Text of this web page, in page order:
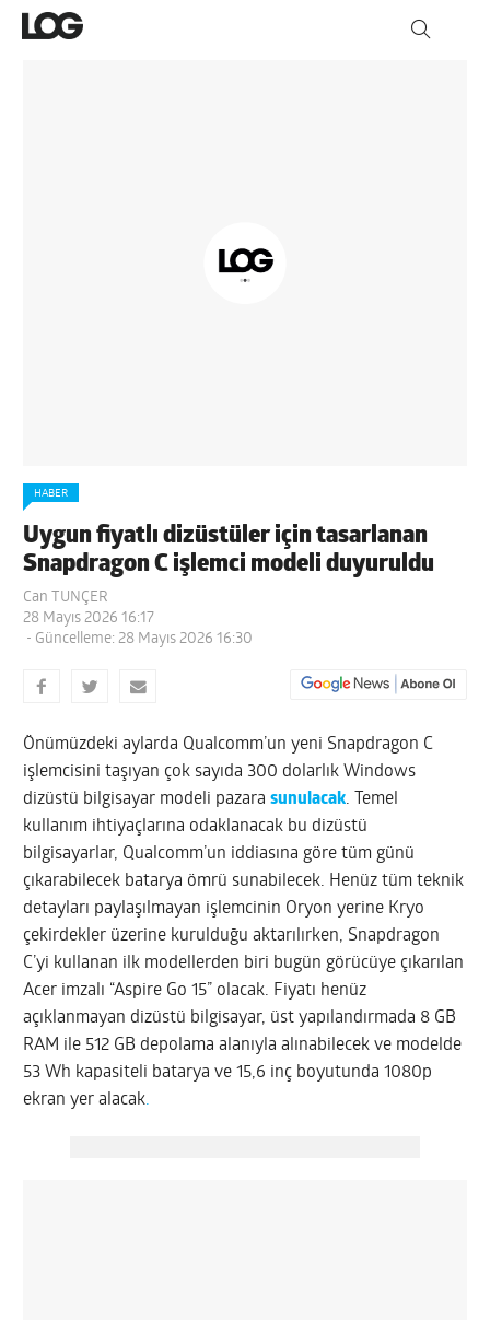
HABER
Uygun fiyatlı dizüstüler için tasarlanan
Snapdragon C işlemci modeli duyuruldu
Can TUNÇER
28 Mayıs 2026 16:17
- Güncelleme: 28 Mayıs 2026 16:30
Önümüzdeki aylarda Qualcomm’un yeni Snapdragon C
işlemcisini taşıyan çok sayıda 300 dolarlık Windows
dizüstü bilgisayar modeli pazarasunulacak. Temel
kullanım ihtiyaçlarına odaklanacak bu dizüstü
bilgisayarlar, Qualcomm’un iddiasına göre tüm günü
çıkarabilecek batarya ömrü sunabilecek. Henüz tüm teknik
detayları paylaşılmayan işlemcinin Oryon yerine Kryo
çekirdekler üzerine kurulduğu aktarılırken, Snapdragon
C’yi kullanan ilk modellerden biri bugün görücüye çıkarılan
Acer imzalı “Aspire Go 15” olacak. Fiyatı henüz
açıklanmayan dizüstü bilgisayar, üst yapılandırmada 8 GB
RAM ile 512 GB depolama alanıyla alınabilecek ve modelde
53 Wh kapasiteli batarya ve 15,6 inç boyutunda 1080p
ekran yer alacak.